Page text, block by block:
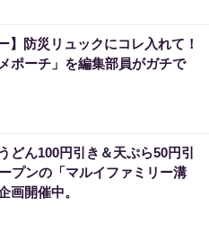
】防災リュックにコレ入れて！
ポーチ」を編集部員がガチで
どん100円引き＆天ぷら50円引
プンの「マルイファミリー溝
画開催中。